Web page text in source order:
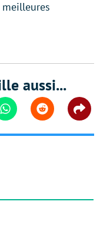
meilleures
aussi...
WhatsappReddit